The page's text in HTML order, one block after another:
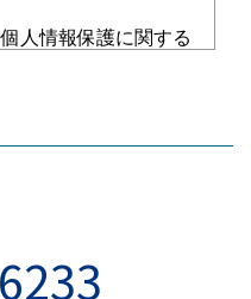
人情報保護に関する
的の公表に